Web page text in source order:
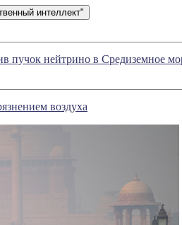
пучок нейтрино в Средиземное
воздуха